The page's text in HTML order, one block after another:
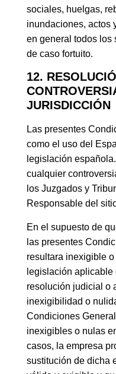
sociales, huelgas,
inundaciones, actos
en general todos los
de caso fortuito.
12.
JURISDICCIÓN
Las presentes
como el uso del
legislación
cualquier
los Juzgados y
Responsable del
En el supuesto de
las presentes
resultara inexigible
legislación
resolución judicial o
inexigibilidad o
Condiciones
inexigibles o nulas
casos, la empresa
sustitución de dicha